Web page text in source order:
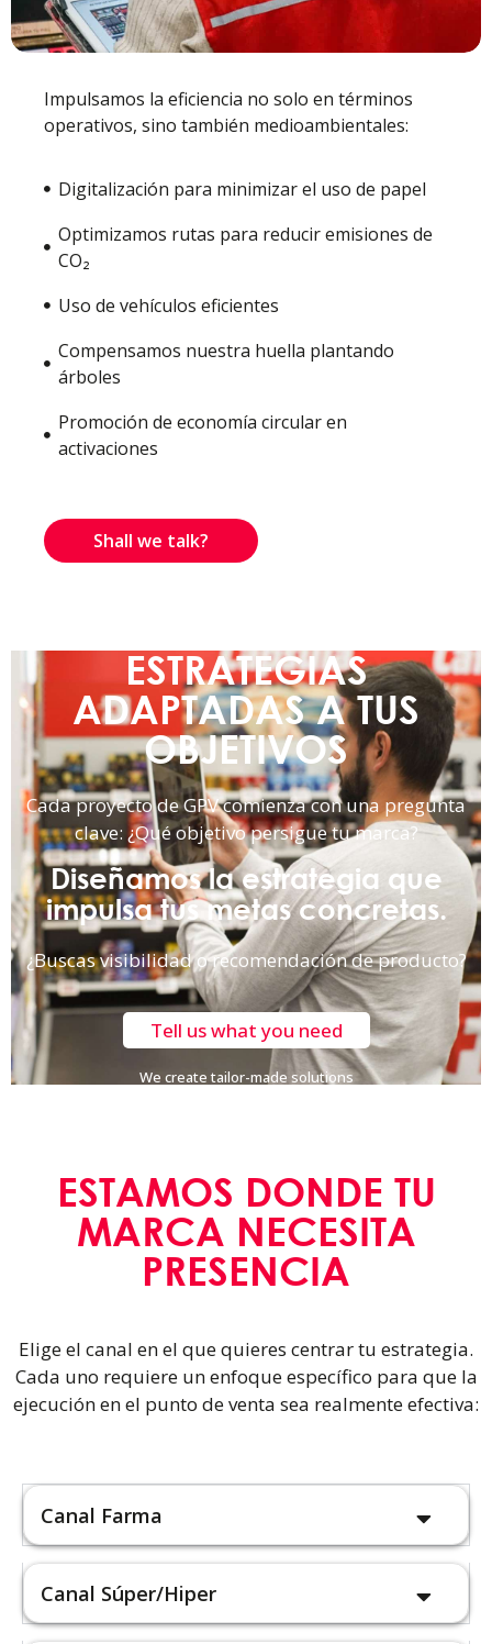
Impulsamos la eficiencia no solo en términos
operativos, sino también medioambientales:
Digitalización para minimizar el uso de papel
Optimizamos rutas para reducir emisiones de
CO₂
Uso de vehículos eficientes
Compensamos nuestra huella plantando
árboles
Promoción de economía circular en
activaciones
Shall we talk?
ESTRATEGIAS
ADAPTADAS A TUS
OBJETIVOS
Cada proyecto de GPV comienza con una pregunta
clave: ¿Qué objetivo persigue tu marca?
Diseñamos la estrategia que
impulsa tus metas concretas.
¿Buscas visibilidad o recomendación de producto?
Tell us what you need
We create tailor-made solutions
ESTAMOS DONDE TU
MARCA NECESITA
PRESENCIA
Elige el canal en el que quieres centrar tu estrategia.
Cada uno requiere un enfoque específico para que la
ejecución en el punto de venta sea realmente efectiva:
Canal Farma
Canal Súper/Hiper